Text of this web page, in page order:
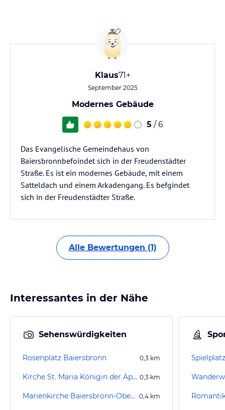
Klaus71+
September 2025
Modernes Gebäude
5 / 6
Das Evangelische Gemeindehaus von
Baiersbronnbefoindet sich in der Freudenstädter
Straße. Es ist ein modernes Gebäude, mit einem
Satteldach und einem Arkadengang. Es befgindet
sich in der Freudenstädter Straße.
Alle Bewertungen (1)
Interessantes in der Nähe
Sehenswürdigkeiten
Rosenplatz Baiersbronn 0,3 km
Kirche St. Maria Königin der Apostel 0,3 km
Marienkirche Baiersbronn-Oberdorf 0,4 km